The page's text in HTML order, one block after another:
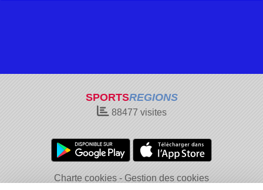
SPORTSREGIONS
88477 visites
Charte cookies
Gestion des cookies